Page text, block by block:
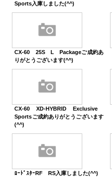
Sports入庫しました(^^)
CX-60 25S L Packageご成約あ
りがとうございます(^^)
CX-60 XD-HYBRID Exclusive
Sportsご成約ありがとうございます
(^^)
ﾛｰﾄﾞｽﾀｰRF RS入庫しました(^^)